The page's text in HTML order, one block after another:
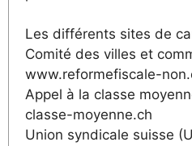
Les différents sites de
Comité des villes et
www.reformefiscale-
Appel à la classe
classe-moyenne.ch
Union syndicale suisse